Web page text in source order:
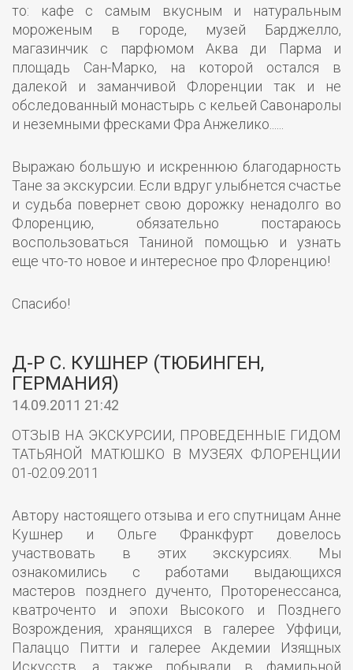
то: кафе с самым вкусным и натуральным
мороженым в городе, музей Барджелло,
магазинчик с парфюмом Аква ди Парма и
площадь Сан-Марко, на которой остался в
далекой и заманчивой Флоренции так и не
обследованный монастырь с кельей Савонаролы
и неземными фресками Фра Анжелико......
Выражаю большую и искреннюю благодарность
Тане за экскурсии. Если вдруг улыбнется счастье
и судьба повернет свою дорожку ненадолго во
Флоренцию, обязательно постараюсь
воспользоваться Таниной помощью и узнать
еще что-то новое и интересное про Флоренцию!
Спасибо!
Д-Р С. КУШНЕР (ТЮБИНГЕН,
ГЕРМАНИЯ)
14.09.2011 21:42
ОТЗЫВ НА ЭКСКУРСИИ, ПРОВЕДЕННЫЕ ГИДОМ
ТАТЬЯНОЙ МАТЮШКО В МУЗЕЯХ ФЛОРЕНЦИИ
01-02.09.2011
Автору настоящего отзыва и его спутницам Анне
Кушнер и Ольге Франкфурт довелось
участвовать в этих экскурсиях. Мы
ознакомились с работами выдающихся
мастеров позднего дученто, Проторенессанса,
кватроченто и эпохи Высокого и Позднего
Возрождения, хранящихся в галерее Уффици,
Палаццо Питти и галерее Акдемии Изящных
Искусств, а также побывали в фамильной